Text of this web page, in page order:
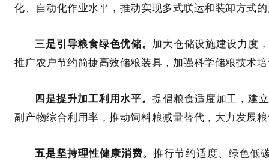
化、自动化作业水平，推动实现多式联运和装卸方式
三是引导粮食绿色优储。 加大仓储设施建设力度
推广农户节约简捷高效储粮装具，加强科学储粮技术
四是提升加工利用水平。提倡粮食适度加工，建
副产物综合利用率，推动饲料粮减量替代，大力发展
五是坚持理性健康消费。推行节约适度、绿色低